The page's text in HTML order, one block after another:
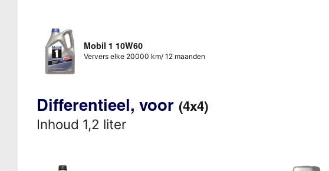
Mobil 1 10W60
Ververs elke 20000 km/ 12 maanden
Differentieel, voor (4x4)
Inhoud 1,2 liter